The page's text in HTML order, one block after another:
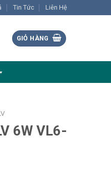
Tin Tức Liên Hệ
GIỎ HÀNG
6W VL6-